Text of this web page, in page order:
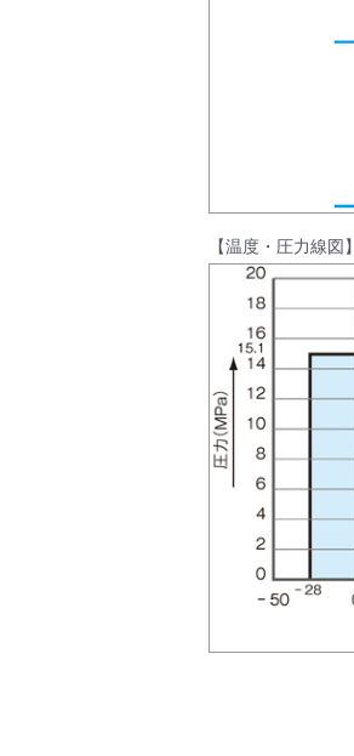
会社情報
Corporate Blog
採用情報
【温度・圧力線図】